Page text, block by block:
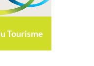
Tourisme